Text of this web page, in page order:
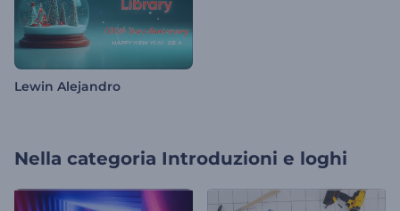
Lewin Alejandro
Nella categoria Introduzioni e loghi